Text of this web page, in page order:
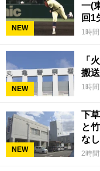
NEW
一(
回1
1時
NEW
「
搬
1時
NEW
下
と
な
2時